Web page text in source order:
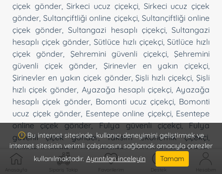
çiçek gönder,Sirkeci ucuz çiçekçi, Sirkeci ucuz çiçek
gönder ,Sultançiftliği online çiçekçi, Sultançiftliği online
çiçek gönder ,Sultangazi hesaplı çiçekçi,Sultangazi
hesaplı çiçek gönder ,Sütlüce hızlı çiçekçi,Sütlüce hızlı
çiçek gönder
Şehremini güvenli çiçekçi,Şehremini
güvenli çiçek gönder ,Şirinevler en yakın çiçekçi
Şirinevler en yakın çiçek gönder,Şişli hızlı çiçekçi Şişli
hızlı çiçek gönder Ayazağa hesaplı çiçekçi,Ayazağa
hesaplı çiçek gönder Bomonti ucuz çiçekçi Bomonti
ucuz çiçek gönder Esentepe online çiçekçi, Esentepe
online çiçek gönder,Fulya güvenli çiçekçi,Fulya
güvenli çiçek gönder,Taksim ekonomik çiçekçi
Taksim ekonomik çiçek gönder,Teşvikiye ucuz çiçekçi,
Teşvikiye ucuz çiçek gönder,Topağacı en yakın
Anasayfa Sipariş Takip Favorilerim Destek Hesabım
Bu internet sitesinde, kullanıcı deneyimini geliştirmek ve
internet sitesinin verimli çalışmasını sağlamak amacıyla çerezler
kullanılmaktadır. Ayrıntıları inceleyin Tamam